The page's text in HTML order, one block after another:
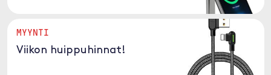
MYYNTI
Viikon huippuhinnat!